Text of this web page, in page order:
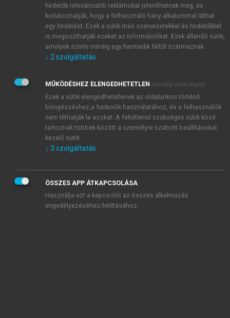
JELSZÓ ÚJRA
Kérek értesítést a MeRSZ újdonságairól, akcióiról.
Kérek értesítést az Akadémiai Kiadó Zrt. újdonságairól,
Adatkezelési tájékoztatóbanfoglaltakat tudomásul
veszem és elfogadom.
Általános vásárlási feltételeket, valamint a szotar.netés a
mersz.huoldalak licencszerződéseiben foglaltakat
tudomásul veszem és elfogadom.
KIPRÓBÁLOM
hirdetők relevánsabb reklámokat jeleníthetnek meg, és
korlátozhatják, hogy a felhasználó hány alkalommal láthat
egy hirdetést. Ezek a sütik más szervezetekkel és hirdetőkkel
is megoszthatják ezeket az információkat. Ezek állandó sütik,
amelyek szinte mindig egy harmadik féltől származnak.
↓ 2 szolgáltatás
MŰKÖDÉSHEZ ELENGEDHETETLEN (mindig szükséges)
Ezek a sütik elengedhetetlenek az oldalunkon történő
böngészéshez,a funkciók használatához, és a felhasználók
nem tilthatják le azokat. A feltétlenül szükséges sütik közé
tartoznak többek között a személyre szabott beállításokat
kezelő sütik.
↓ 3 szolgáltatás
ÖSSZES APP ÁTKAPCSOLÁSA
Használja ezt a kapcsolót az összes alkalmazás
engedélyezéséhez/letiltásához.